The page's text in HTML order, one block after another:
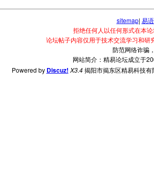
sitemap| 易
拒绝任何人以任何形式在本
论坛帖子内容仅用于技术交流学习和研
防范网络诈骗
网站简介：精易论坛成立于
Powered by Discuz! X3.4揭阳市揭东区精易科技有